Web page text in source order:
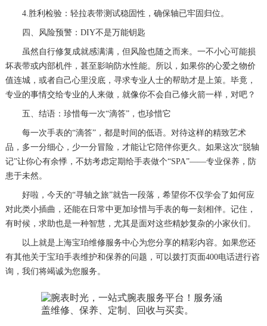
4.胜利检验：轻拉表带测试稳固性，确保轴已牢固归位。
四、风险预警：DIY不是万能钥匙
虽然自行修复成就感满满，但风险也随之而来。一不小心可能损
坏表带或内部机件，甚至影响防水性能。所以，如果你的心爱之物价
值连城，或者自己心里没底，寻求专业人士的帮助才是上策。毕竟，
专业的事情交给专业的人来做，就像你不会自己修火箭一样，对吧？
五、结语：珍惜每一次“滴答”，也珍惜它
每一次手表的“滴答”，都是时间的低语。对待这样的精致艺术
品，多一分细心，少一分冒险，才能让它陪伴你更久。如果这次“脱轴
记”让你心有余悸，不妨考虑定期给手表做个“SPA”——专业保养，防
患于未然。
好啦，今天的“寻轴之旅”就告一段落，希望你不仅学会了如何应
对此类小插曲，还能在日常中更加珍惜与手表的每一刻相伴。记住，
有时候，求助也是一种智慧，尤其是面对这些精妙复杂的小家伙们。
以上就是上海宝珀维修服务中心为您分享的精彩内容。如果您还
有其他关于宝珀手表维护和保养的问题，可以拨打页面400电话进行咨
询，我们将竭诚为您服务。